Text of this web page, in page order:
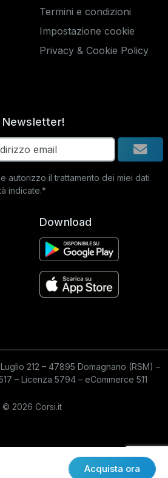
Acquista ora
Termini e condizioni
Impostazione cookie
Privacy & Cookie Policy
Newsletter!
e autorizzo il trattamento dei miei dati
indicate.*
Download
212 – 47895 Domagnano (RSM) –
– Licenza 5794 – eCommerce 511
© 2026 Corsi.it